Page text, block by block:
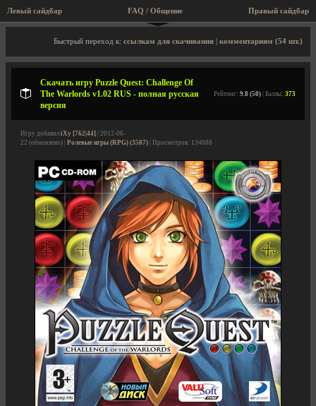
Левый сайдбар FAQ / Общение
Описание игры, скриншоты, видео
Быстрый переход к: ссылкам для скачивания комментариям (54 шт.)
Скачать игру Puzzle Quest: Challenge Of
The Warlords v1.02 RUS - полная русская
версия
Рейтинг: 9.8 (50) | Баллы: 373
Игру добавил iXy [762|44] | 2012-06-
22 (обновлено) | Ролевые игры (RPG) (3507) | Просмотров: 134088